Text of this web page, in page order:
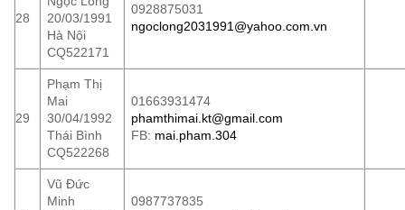
28
20/03/1991
Hà Nội
CQ522171
0928875031
ngoclong2031991@yahoo.com.vn
29
Phạm Thị
Mai
30/04/1992
Thái Bình
CQ522268
01663931474
phamthimai.kt@gmail.com
FB: mai.pham.304
Vũ Đức
Minh
0987737835